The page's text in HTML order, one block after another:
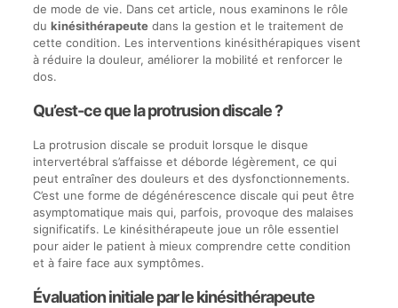
de mode de vie. Dans cet article, nous examinons le rôle
du kinésithérapeutedans la gestion et le traitement de
cette condition. Les interventions kinésithérapiques visent
à réduire la douleur, améliorer la mobilité et renforcer le
dos.
Qu’est-ce que la protrusion discale ?
La protrusion discale se produit lorsque le disque
intervertébral s’affaisse et déborde légèrement, ce qui
peut entraîner des douleurs et des dysfonctionnements.
C’est une forme de dégénérescence discale qui peut être
asymptomatique mais qui, parfois, provoque des malaises
significatifs. Le kinésithérapeute joue un rôle essentiel
pour aider le patient à mieux comprendre cette condition
et à faire face aux symptômes.
Évaluation initiale par le kinésithérapeute